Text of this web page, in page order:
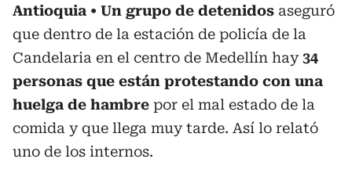
Antioquia Un grupo de detenidos aseguró
que dentro de la estación de policía de la
Candelaria en el centro de Medellín hay34
personas que están protestando con una
huelga de hambre por el mal estado de la
comida y que llega muy tarde. Así lo relató
uno de los internos.